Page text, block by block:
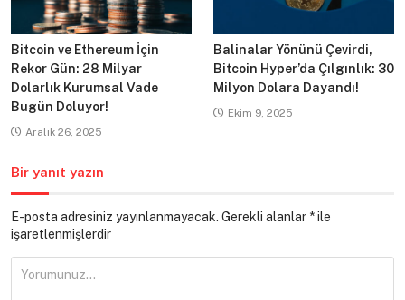
Bitcoin ve Ethereum İçin
Rekor Gün: 28 Milyar
Dolarlık Kurumsal Vade
Bugün Doluyor!
Aralık 26, 2025
Balinalar Yönünü Çevirdi,
Bitcoin Hyper’da Çılgınlık: 30
Milyon Dolara Dayandı!
Ekim 9, 2025
Bir yanıt yazın
E-posta adresiniz yayınlanmayacak. Gerekli alanlar *ile
işaretlenmişlerdir